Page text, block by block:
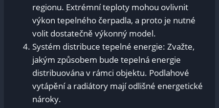
regionu. Extrémní teploty mohou ovlivnit
výkon tepelného čerpadla, a proto je nutné
volit dostatečně výkonný model.
Systém distribuce tepelné energie: Zvažte,
jakým způsobem bude tepelná energie
distribuována v rámci objektu. Podlahové
vytápění a radiátory mají odlišné energetické
nároky.